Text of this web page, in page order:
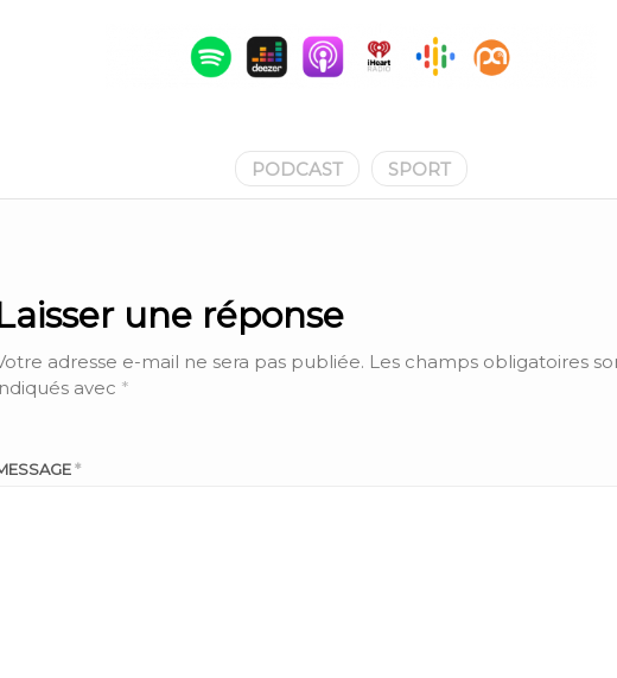
PODCAST SPORT
une réponse
adresse e-mail ne sera pas publiée. Les champs obligatoires
avec *
*